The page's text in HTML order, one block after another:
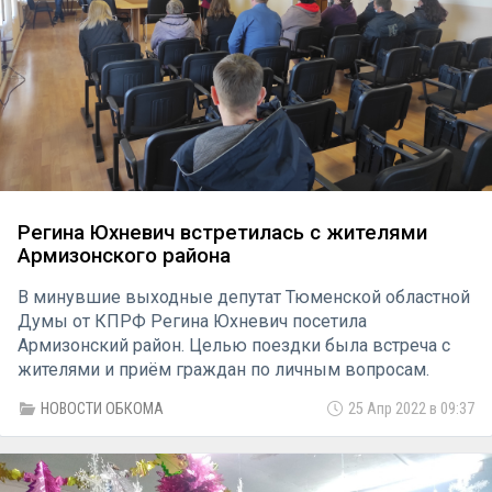
Регина Юхневич встретилась с жителями
Армизонского района
В минувшие выходные депутат Тюменской областной
Думы от КПРФ Регина Юхневич посетила
Армизонский район. Целью поездки была встреча с
жителями и приём граждан по личным вопросам.
НОВОСТИ ОБКОМА 25 Апр 2022 в 09:37